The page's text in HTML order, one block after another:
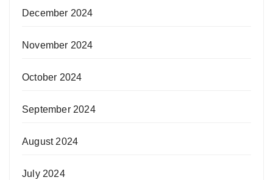
December 2024
November 2024
October 2024
September 2024
August 2024
July 2024